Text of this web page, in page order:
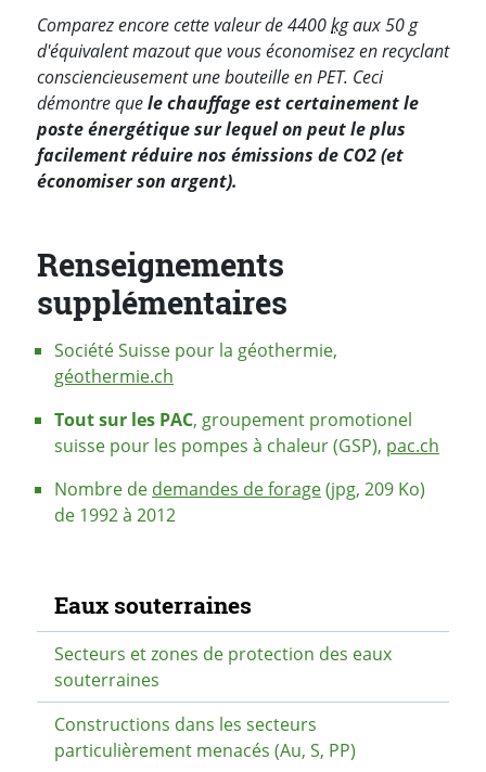
Comparez encore cette valeur de 4400kgaux 50g
d'équivalent mazout que vous économisez en recyclant
consciencieusement une bouteille en PET. Ceci
démontre quele chauffage est certainement le
poste énergétique sur lequel on peut le plus
facilement réduire nos émissions de CO2 (et
économiser son argent).
Renseignements
supplémentaires
Société Suisse pour la géothermie,
géothermie.ch
Tout sur les PAC, groupement promotionel
suisse pour les pompes à chaleur (GSP), pac.ch
Nombre de demandes de forage(jpg, 209 Ko)
de 1992 à 2012
Navigation secondaire
Eaux souterraines
Secteurs et zones de protection des eaux
souterraines
Constructions dans les secteurs
particulièrement menacés (Au, S, PP)